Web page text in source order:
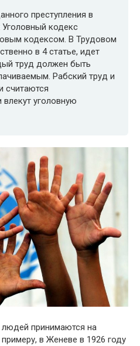
преступления в
кодекс
кодексом. В Трудовом
в 4 статье, идет
труд должен быть
Рабский труд и
считаются
уголовную
принимаются на
в Женеве в 1926 году